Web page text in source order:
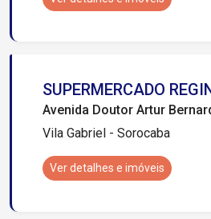
SUPERMERCADO
Avenida Doutor Artur
Vila Gabriel - Sorocaba
Ver detalhes e imóveis